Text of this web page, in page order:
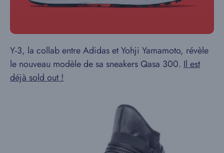
Y-3, la collab entre Adidas et Yohji Yamamoto, révèle
le nouveau modèle de sa sneakers Qasa 300. Il est
déjà sold out !